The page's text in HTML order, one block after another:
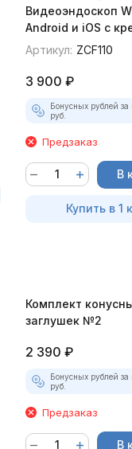
Видеоэндоскоп
Android и iOS с
для смартфона
Артикул: ZCF110
3 900 ₽
Бонусных рублей за
руб.
Предзаказ
В
Купить в 1
Комплект
заглушек №2
2 390 ₽
Бонусных рублей за
руб.
Предзаказ
В